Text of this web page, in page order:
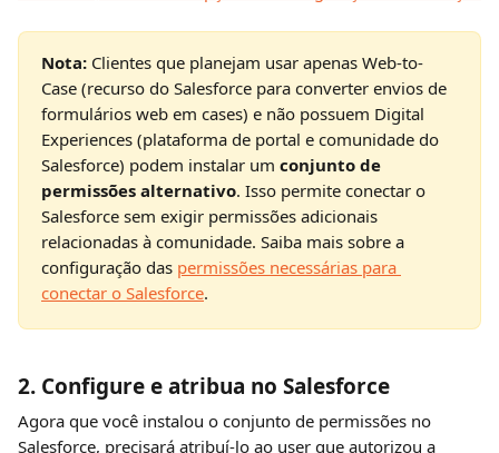
Nota: Clientes que planejam usar apenas Web-to-
Case (recurso do Salesforce para converter envios de
formulários web em cases) e não possuem Digital
Experiences (plataforma de portal e comunidade do
Salesforce) podem instalar um conjunto de
permissões alternativo. Isso permite conectar o
Salesforce sem exigir permissões adicionais
relacionadas à comunidade. Saiba mais sobre a
configuração das permissões necessárias para
conectar o Salesforce.
2. Configure e atribua no Salesforce
Agora que você instalou o conjunto de permissões no
Salesforce, precisará atribuí-lo ao user que autorizou a